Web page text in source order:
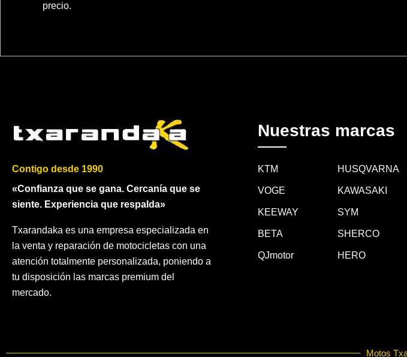
precio.
Contigo desde 1990
«Confianza que se gana. Cercanía que se
siente. Experiencia que respalda»
Txarandaka es una empresa especializada en
la venta y reparación de motocicletas con una
atención totalmente personalizada, poniendo a
tu disposición las marcas premium del
mercado.
Nuestras marcas
KTM HUSQVARNA
VOGE KAWASAKI
KEEWAY SYM
BETA SHERCO
QJmotor HERO
Motos